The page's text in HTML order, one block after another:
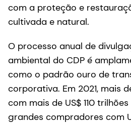
com a proteção e
cultivada e natural.
O processo anual de
ambiental do CDP é
como o padrão ouro de
corporativa. Em 2021, mais
com mais de US$ 110
grandes compradores com